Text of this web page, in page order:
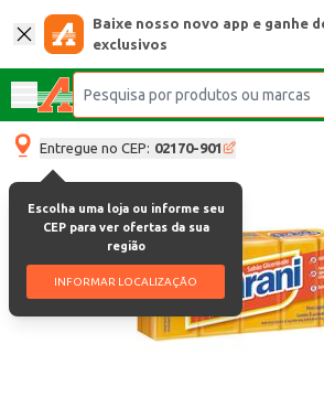
Baixe nosso novo app e ganhe
exclusivos
Entregue no CEP: 02170-901
Escolha uma loja ou informe seu
CEP para ver ofertas da sua
região
INFORMAR LOCALIZAÇÃO